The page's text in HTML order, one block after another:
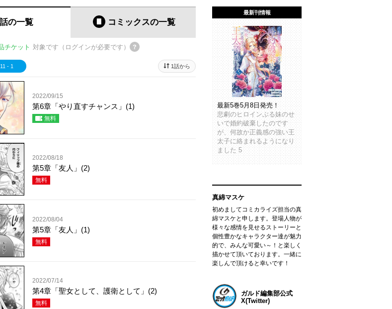
話の一覧 コミックスの一覧
チケット 対象です（ログインが必要です）
11 - 1 1話から
2022/09/15
第6章「やり直すチャンス」(1)
無料
2022/08/18
第5章「友人」(2)
無料
2022/08/04
第5章「友人」(1)
無料
2022/07/14
第4章「聖女として、護衛として」(2)
無料
最新刊情報
最新5巻5月8日発売！
悲劇のヒロインぶる妹のせ
いで婚約破棄したのです
が、何故か正義感の強い王
太子に絡まれるようになり
ました 5
真綿マスケ
初めましてコミカライズ担当の真
綿マスケと申します。登場人物が
様々な感情を見せるストーリーと
個性豊かなキャラクター達が魅力
的で、みんな可愛い～！と楽しく
描かせて頂いております。一緒に
楽しんで頂けると幸いです！
ガルド編集部公式
X(Twitter)